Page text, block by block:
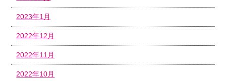
2023年1月
2022年12月
2022年11月
2022年10月